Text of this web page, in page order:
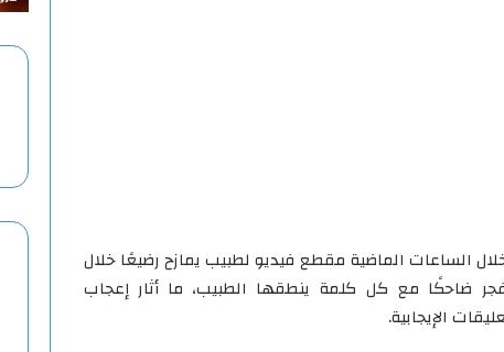
الساعات الماضية مقطع فيديو لطبيب يمازح رضيعًا خلال
ضاحكًا مع كل كلمة ينطقها الطبيب، ما أثار إعجاب
الإيجابية.